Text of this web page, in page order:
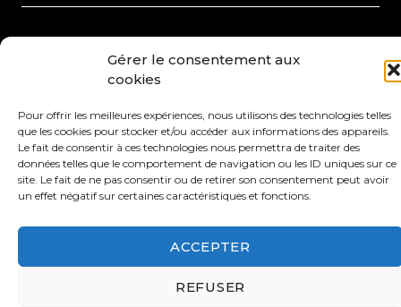
Gérer le consentement aux
cookies
Pour offrir les meilleures expériences, nous utilisons des technologies telles
que les cookies pour stocker et/ou accéder aux informations des appareils.
Le fait de consentir à ces technologies nous permettra de traiter des
données telles que le comportement de navigation ou les ID uniques sur ce
site. Le fait de ne pas consentir ou de retirer son consentement peut avoir
un effet négatif sur certaines caractéristiques et fonctions.
ACCEPTER
REFUSER
Conditions générales d’utilisation
Protection des données